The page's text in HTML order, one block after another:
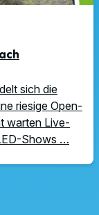
sich die
riesige Open-
warten Live-
Shows …